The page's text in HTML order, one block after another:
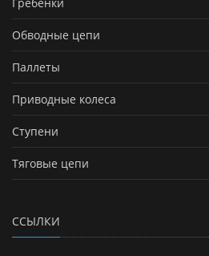
Обводные цепи
Паллеты
Приводные колеса
Ступени
Тяговые цепи
ССЫЛКИ